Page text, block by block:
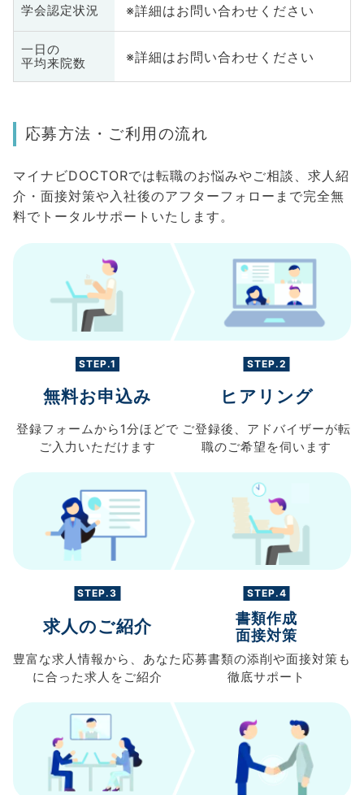
学会認定状況 ※詳細はお問い合わせください
一日の
平均来院数
※詳細はお問い合わせください
応募方法・ご利用の流れ
マイナビDOCTORでは転職のお悩みやご相談、求人紹
介・面接対策や入社後のアフターフォローまで完全無
料でトータルサポートいたします。
STEP.1
無料お申込み
登録フォームから 1分ほどで
ご入力 いただけます
STEP.2
ヒアリング
ご登録後、 アドバイザーが転
職のご希望を伺います
STEP.3
求人のご紹介
豊富な求人情報から、 あなた
に合った求人を ご紹介
STEP.4
書類作成
面接対策
応募書類の添削や面接対策も
徹底サポート